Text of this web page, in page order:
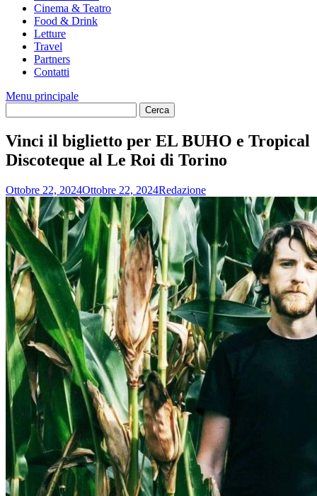
Cinema & Teatro
Food & Drink
Letture
Travel
Partners
Contatti
Menu principale
Vinci il biglietto per EL BUHO e Tropical
Discoteque al Le Roi di Torino
Ottobre 22, 2024Ottobre 22, 2024Redazione